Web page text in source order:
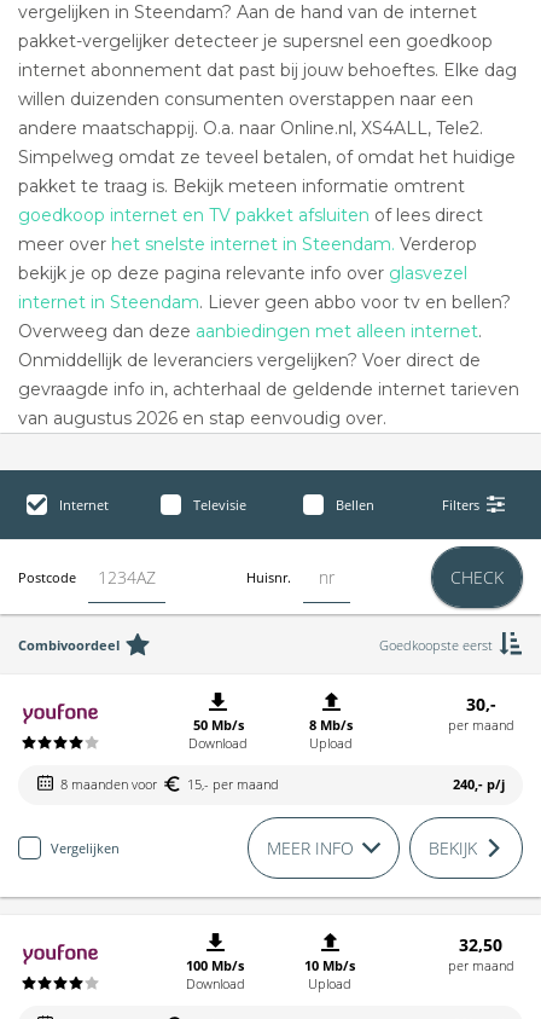
vergelijken in Steendam? Aan de hand van de internet
pakket-vergelijker detecteer je supersnel een goedkoop
internet abonnement dat past bij jouw behoeftes. Elke dag
willen duizenden consumenten overstappen naar een
andere maatschappij. O.a. naar Online.nl, XS4ALL, Tele2.
Simpelweg omdat ze teveel betalen, of omdat het huidige
pakket te traag is. Bekijk meteen informatie omtrent
goedkoop internet en TV pakket afsluiten of lees direct
meer over het snelste internet in Steendam. Verderop
bekijk je op deze pagina relevante info over glasvezel
internet in Steendam. Liever geen abbo voor tv en bellen?
Overweeg dan deze aanbiedingen met alleen internet.
Onmiddellijk de leveranciers vergelijken? Voer direct de
gevraagde info in, achterhaal de geldende internet tarieven
van augustus 2026 en stap eenvoudig over.
Internet Televisie Bellen Filters
Postcode Huisnr. CHECK
Combivoordeel Goedkoopste eerst
50 Mb/s
Download
8 Mb/s
Upload
30,-
per maand
8 maanden voor 15,- per maand 240,- p/j
Vergelijken MEER INFO BEKIJK
100 Mb/s
Download
10 Mb/s
Upload
32,50
per maand